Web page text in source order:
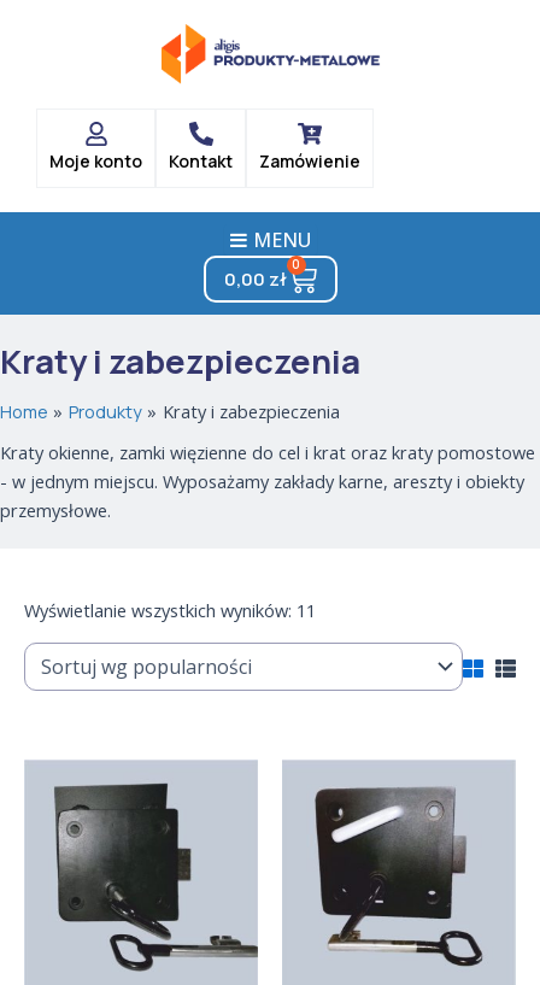
Moje konto Kontakt Zamówienie
MENU
0,00 zł
0
Cart
Kraty i zabezpieczenia
Home Produkty
Kraty i zabezpieczenia
Kraty okienne, zamki więzienne do cel i krat oraz kraty pomostowe
- w jednym miejscu. Wyposażamy zakłady karne, areszty i obiekty
przemysłowe.
Wyświetlanie wszystkich wyników: 11